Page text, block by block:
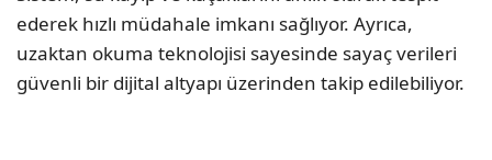
ederek hızlı müdahale imkanı sağlıyor. Ayrıca,
uzaktan okuma teknolojisi sayesinde sayaç verileri
güvenli bir dijital altyapı üzerinden takip edilebiliyor.